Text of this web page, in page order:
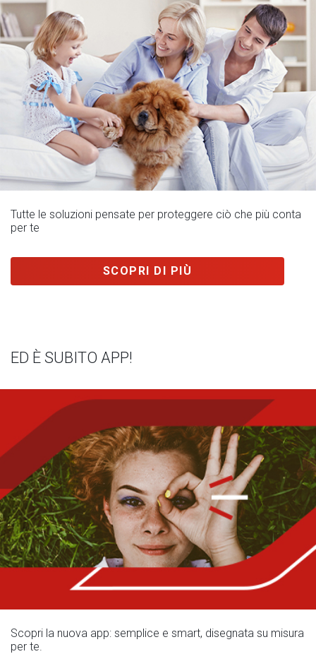
Tutte le soluzioni pensate per proteggere ciò che più conta
per te
SCOPRI DI PIÙ
ED È SUBITO APP!
Scopri la nuova app: semplice e smart, disegnata su misura
per te.